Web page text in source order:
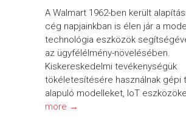
A Walmart 1962-ben került
cég napjainkban is élen jár a
technológia eszközök
az ügyfélélmény-növelésében.
Kiskereskedelmi tevékenységük
tökéletesítésére használnak gépi
alapuló modelleket, IoT
more →